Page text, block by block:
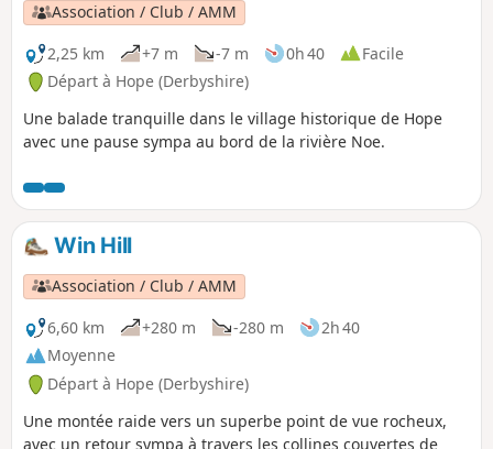
Association / Club / AMM
2,25 km
+7 m -7 m 0h 40
Facile
Départ à Hope (Derbyshire)
Une balade tranquille dans le village historique de Hope
avec une pause sympa au bord de la rivière Noe.
Win Hill
Association / Club / AMM
6,60 km
+280 m -280 m
2h 40
Moyenne
Départ à Hope (Derbyshire)
Une montée raide vers un superbe point de vue rocheux,
avec un retour sympa à travers les collines couvertes de